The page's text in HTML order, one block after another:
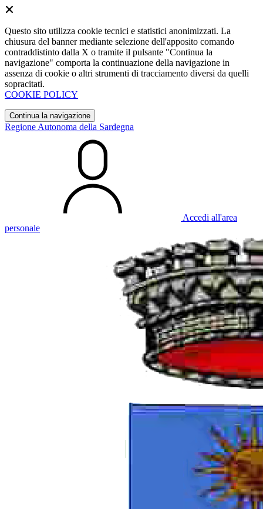
Questo sito utilizza cookie tecnici e statistici anonimizzati. La
chiusura del banner mediante selezione dell'apposito comando
contraddistinto dalla X o tramite il pulsante "Continua la
navigazione" comporta la continuazione della navigazione in
assenza di cookie o altri strumenti di tracciamento diversi da quelli
sopracitati.
COOKIE POLICY
Continua la navigazione
Regione Autonoma della Sardegna
Accedi all'area
personale